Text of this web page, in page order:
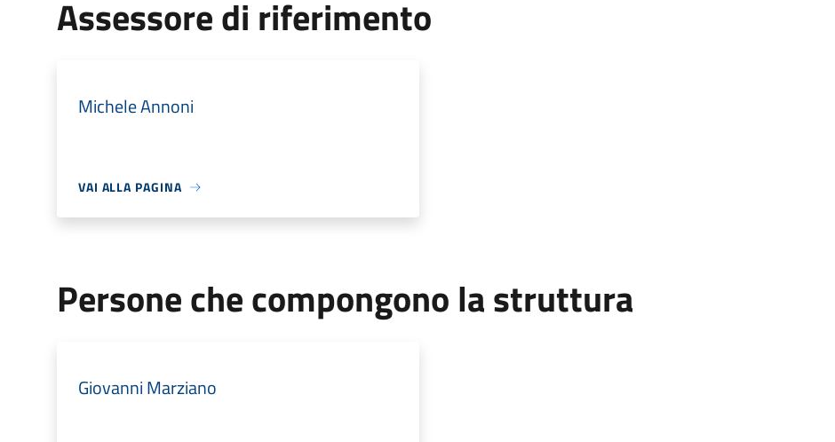
Assessore di riferimento
Michele Annoni
VAI ALLA PAGINA
Persone che compongono la struttura
Giovanni Marziano